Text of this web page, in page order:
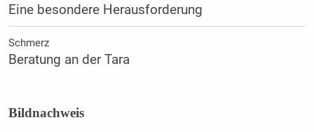
Eine besondere Herausforderung
Schmerz
Beratung an der Tara
Bildnachweis